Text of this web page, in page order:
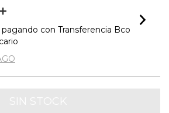
pagando con Transferencia Bco